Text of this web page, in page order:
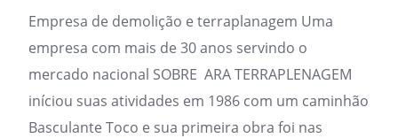
Empresa de demolição e terraplanagem Uma
empresa com mais de 30 anos servindo o
mercado nacional SOBRE ARA TERRAPLENAGEM
iníciou suas atividades em 1986 com um caminhão
Basculante Toco e sua primeira obra foi nas